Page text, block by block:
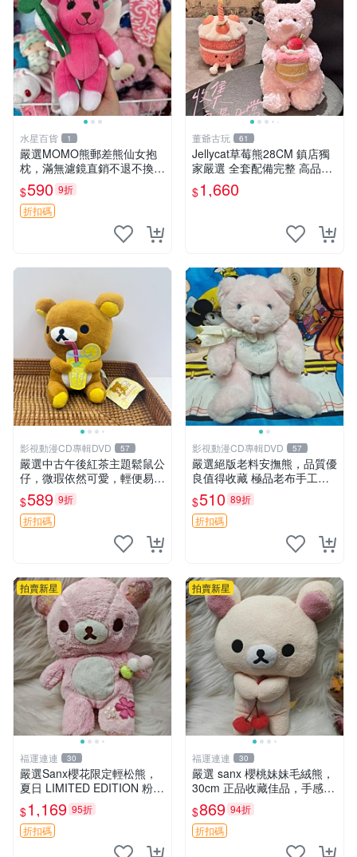
水星百貨 1
嚴選MOMO熊郵差熊仙女抱
枕，滿無濾鏡直銷不退不換
經典造型可愛必備 紅薯啵啵
間抱枕 抱枕 時尚
$590 9折
折扣碼
董爺古玩 61
Jellycat草莓熊28CM 鎮店獨
家嚴選 全套配備完整 高品質
收藏好物 紋章 玩具熊 定制熊
$1,660
影視動漫CD專輯DVD 57
嚴選中古午後紅茶主題鬆鼠公
仔，微瑕依然可愛，輕便易運
送 二手收藏推薦 工廠直營 快
遞到府 中古 玩偶 公仔
$589 9折
折扣碼
影視動漫CD專輯DVD 57
嚴選絕版老料安撫熊，品質優
良值得收藏 極品老布手工安
撫搖鈴玩具，適合哄睡寶貝
超柔老料搖鈴熊，專為孩子設
計的安心伴護 推薦絕版老布
製工藝搖鈴熊，可當作童
$510 89折
折扣碼
拍賣新星
福運連連 30
嚴選Sanx櫻花限定輕松熊，
夏日 LIMITED EDITION 粉色
毛絨熊，背有拉鏈設計，肚內
填充豆袋，精致工藝呈現，狀
態如新，適合收藏與送人 櫻
$1,169 95折
折扣碼
拍賣新星
福運連連 30
嚴選 sanx 櫻桃妹妹毛絨熊，
30cm 正品收藏佳品，手感極
軟，適合贈送與收藏 櫻桃妹
妹、sanx、毛絨熊
$869 94折
折扣碼